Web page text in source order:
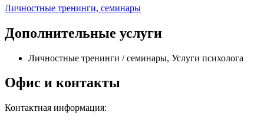
Личностные тренинги, семинары
Дополнительные услуги
Личностные тренинги / семинары, Услуги психолога
Офис и контакты
Контактная информация: